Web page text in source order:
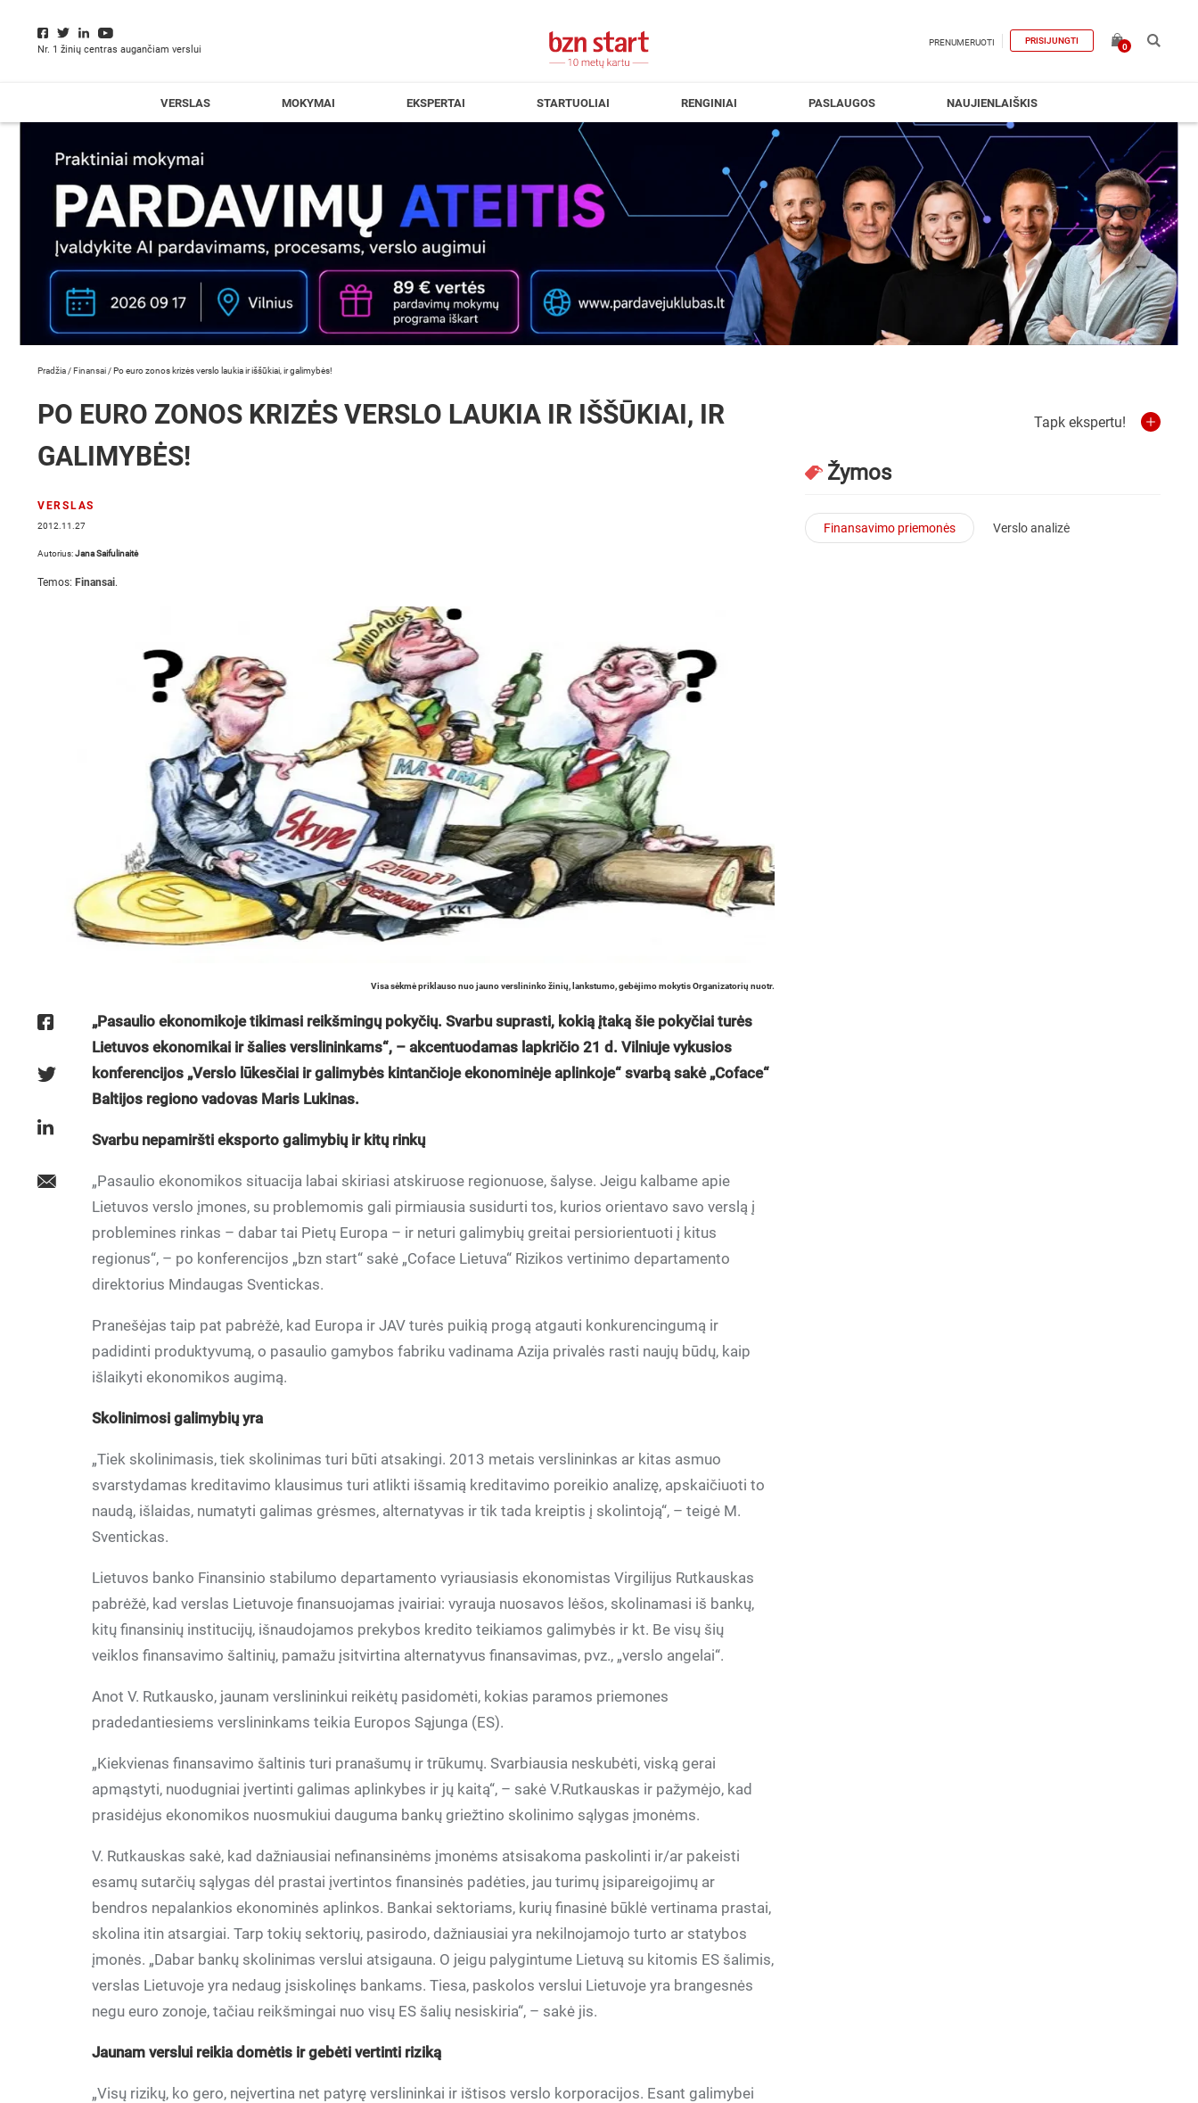
Nr. 1 žinių centras augančiam verslui
PRENUMERUOTI PRISIJUNGTI
0
VERSLAS MOKYMAI EKSPERTAI STARTUOLIAI RENGINIAI PASLAUGOS NAUJIENLAIŠKIS
Pradžia /Finansai /Po euro zonos krizės verslo laukia ir iššūkiai, ir galimybės!
PO EURO ZONOS KRIZĖS VERSLO LAUKIA IR IŠŠŪKIAI, IR
GALIMYBĖS!
VERSLAS
2012.11.27
Autorius:Jana Saifulinaitė
Temos: Finansai.
Visa sėkmė priklauso nuo jauno verslininko žinių, lankstumo, gebėjimo mokytis Organizatorių nuotr.
„Pasaulio ekonomikoje tikimasi reikšmingų pokyčių. Svarbu suprasti, kokią įtaką šie pokyčiai turės
Lietuvos ekonomikai ir šalies verslininkams“, – akcentuodamas lapkričio 21 d. Vilniuje vykusios
konferencijos „Verslo lūkesčiai ir galimybės kintančioje ekonominėje aplinkoje“ svarbą sakė „Coface“
Baltijos regiono vadovas Maris Lukinas.
Svarbu nepamiršti eksporto galimybių ir kitų rinkų
„Pasaulio ekonomikos situacija labai skiriasi atskiruose regionuose, šalyse. Jeigu kalbame apie
Lietuvos verslo įmones, su problemomis gali pirmiausia susidurti tos, kurios orientavo savo verslą į
problemines rinkas – dabar tai Pietų Europa – ir neturi galimybių greitai persiorientuoti į kitus
regionus“, – po konferencijos „bzn start“ sakė „Coface Lietuva“ Rizikos vertinimo departamento
direktorius Mindaugas Sventickas.
Pranešėjas taip pat pabrėžė, kad Europa ir JAV turės puikią progą atgauti konkurencingumą ir
padidinti produktyvumą, o pasaulio gamybos fabriku vadinama Azija privalės rasti naujų būdų, kaip
išlaikyti ekonomikos augimą.
Skolinimosi galimybių yra
„Tiek skolinimasis, tiek skolinimas turi būti atsakingi. 2013 metais verslininkas ar kitas asmuo
svarstydamas kreditavimo klausimus turi atlikti išsamią kreditavimo poreikio analizę, apskaičiuoti to
naudą, išlaidas, numatyti galimas grėsmes, alternatyvas ir tik tada kreiptis į skolintoją“, – teigė M.
Sventickas.
Lietuvos banko Finansinio stabilumo departamento vyriausiasis ekonomistas Virgilijus Rutkauskas
pabrėžė, kad verslas Lietuvoje finansuojamas įvairiai: vyrauja nuosavos lėšos, skolinamasi iš bankų,
kitų finansinių institucijų, išnaudojamos prekybos kredito teikiamos galimybės ir kt. Be visų šių
veiklos finansavimo šaltinių, pamažu įsitvirtina alternatyvus finansavimas, pvz., „verslo angelai“.
Anot V. Rutkausko, jaunam verslininkui reikėtų pasidomėti, kokias paramos priemones
pradedantiesiems verslininkams teikia Europos Sąjunga (ES).
„Kiekvienas finansavimo šaltinis turi pranašumų ir trūkumų. Svarbiausia neskubėti, viską gerai
apmąstyti, nuodugniai įvertinti galimas aplinkybes ir jų kaitą“, – sakė V.Rutkauskas ir pažymėjo, kad
prasidėjus ekonomikos nuosmukiui dauguma bankų griežtino skolinimo sąlygas įmonėms.
V. Rutkauskas sakė, kad dažniausiai nefinansinėms įmonėms atsisakoma paskolinti ir/ar pakeisti
esamų sutarčių sąlygas dėl prastai įvertintos finansinės padėties, jau turimų įsipareigojimų ar
bendros nepalankios ekonominės aplinkos. Bankai sektoriams, kurių finasinė būklė vertinama prastai,
skolina itin atsargiai. Tarp tokių sektorių, pasirodo, dažniausiai yra nekilnojamojo turto ar statybos
įmonės. „Dabar bankų skolinimas verslui atsigauna. O jeigu palygintume Lietuvą su kitomis ES šalimis,
verslas Lietuvoje yra nedaug įsiskolinęs bankams. Tiesa, paskolos verslui Lietuvoje yra brangesnės
negu euro zonoje, tačiau reikšmingai nuo visų ES šalių nesiskiria“, – sakė jis.
Jaunam verslui reikia domėtis ir gebėti vertinti riziką
„Visų rizikų, ko gero, neįvertina net patyrę verslininkai ir ištisos verslo korporacijos. Esant galimybei
Tapk ekspertu!
Žymos
Finansavimo priemonės Verslo analizė